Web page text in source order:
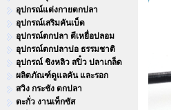
อุปกรณ์แต่งกายตกปลา
อุปกรณ์เสริมคันเบ็ด
อุปกรณ์ตกปลา ตีเหยื่อปลอม
อุปกรณ์ตกปลาบ่อ ธรรมชาติ
อุปกรณ์ ชิงหลิว สปิ๋ว ปลาเกล็ด
ผลิตภัณฑ์ดูแลคัน และรอก
สวิง กระชัง ตกปลา
ตะกั่ว งานเท็กซัส